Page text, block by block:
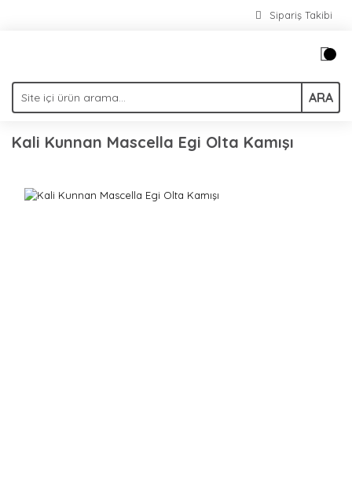
Sipariş Takibi
ARA
Kali Kunnan Mascella Egi Olta Kamışı